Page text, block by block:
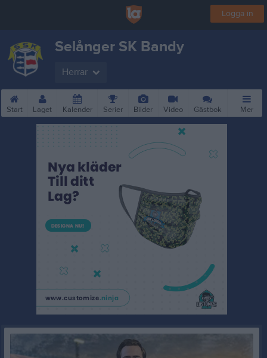
Logga in
Selånger SK Bandy
Herrar
Start Laget Kalender Serier Bilder Video Gästbok Mer